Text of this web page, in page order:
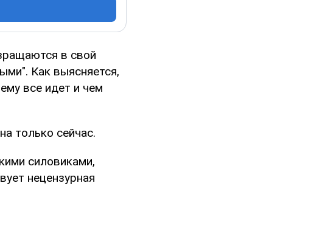
в свой
Как выясняется,
все идет и чем
только сейчас.
силовиками,
нецензурная